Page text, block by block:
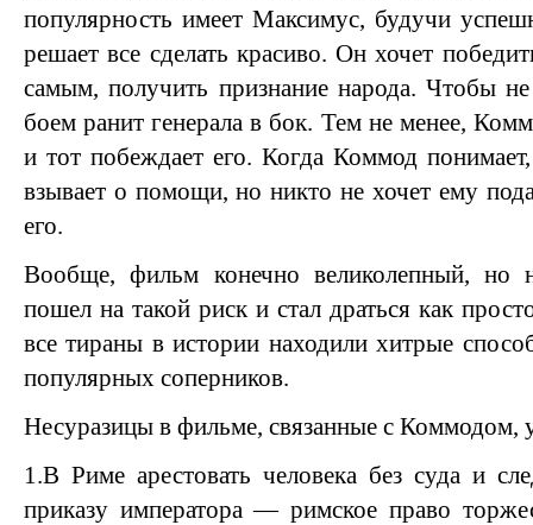
популярность имеет Максимус, будучи
решает все сделать красиво. Он хочет
самым, получить признание народа. Чтобы
боем ранит генерала в бок. Тем не менее,
и тот побеждает его. Когда Коммод
взывает о помощи, но никто не хочет ему
его.
Вообще, фильм конечно великолепный, но
пошел на такой риск и стал драться как
все тираны в истории находили хитрые
популярных соперников.
Несуразицы в фильме, связанные с Коммодом,
1.В Риме арестовать человека без суда и
приказу императора — римское право